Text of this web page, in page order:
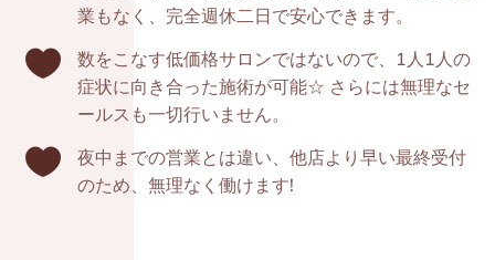
業もなく、完全週休二日で安心できます。

数をこなす低価格サロンではないので、1人1人の
症状に向き合った施術が可能☆ さらには無理なセ
ールスも一切行いません。

夜中までの営業とは違い、他店より早い最終受付
のため、無理なく働けます!